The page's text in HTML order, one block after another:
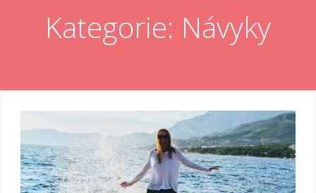
Kategorie: Návyky